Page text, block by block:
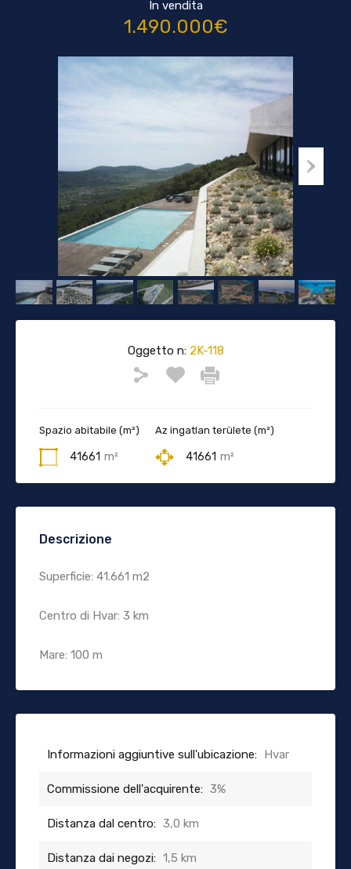
In vendita
1.490.000€
Oggetto n:2K-118
Spazio abitabile (m²)
41661 m²
Az ingatlan területe (m²)
41661 m²
Descrizione
Superficie: 41.661 m2
Centro di Hvar: 3 km
Mare: 100 m
Informazioni aggiuntive sull'ubicazione: Hvar
Commissione dell'acquirente: 3%
Distanza dal centro: 3,0 km
Distanza dai negozi: 1,5 km